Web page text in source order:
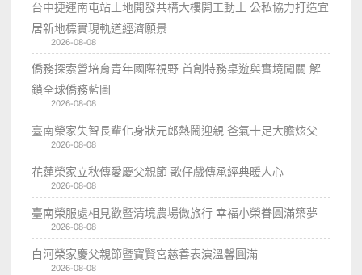
台中捷運南屯站土地開發共構大樓開工動土 公私協力打造宜
居新地標實現軌道經濟願景
2026-08-08
僑務探索營培育青年國際視野 首創特務桌遊與實境闖關 解
鎖全球僑務藍圖
2026-08-08
臺南榮家失智長輩化身狀元郎熱鬧迎親 爸氣十足大膽炫父
2026-08-08
花蓮榮家立秋傳愛慶父親節 歌仔戲傳承經典暖人心
2026-08-08
臺南榮服處相見歡暨清境農場微旅行 幸福小榮眷圓滿築夢
2026-08-08
白河榮家慶父親節暨寶賢宮慈善表演溫馨圓滿
2026-08-08